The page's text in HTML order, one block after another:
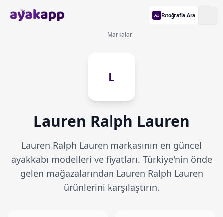
AI Fotoğrafla Ara
Markalar
L
Lauren Ralph Lauren
Lauren Ralph Lauren markasının en güncel
ayakkabı modelleri ve fiyatları. Türkiye'nin önde
gelen mağazalarından Lauren Ralph Lauren
ürünlerini karşılaştırın.